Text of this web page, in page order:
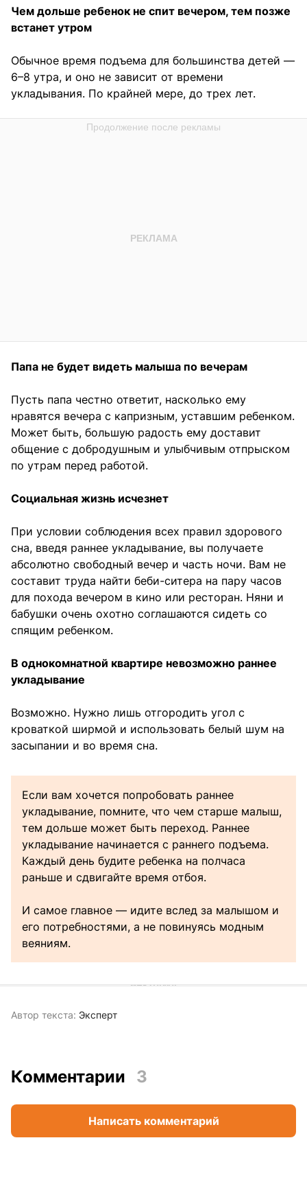
Чем дольше ребенок не спит вечером, тем позже
встанет утром
Обычное время подъема для большинства детей —
6–8 утра, и оно не зависит от времени
укладывания. По крайней мере, до трех лет.
Папа не будет видеть малыша по вечерам
Пусть папа честно ответит, насколько ему
нравятся вечера с капризным, уставшим ребенком.
Может быть, большую радость ему доставит
общение с добродушным и улыбчивым отпрыском
по утрам перед работой.
Социальная жизнь исчезнет
При условии соблюдения всех правил здорового
сна, введя раннее укладывание, вы получаете
абсолютно свободный вечер и часть ночи. Вам не
составит труда найти беби-ситера на пару часов
для похода вечером в кино или ресторан. Няни и
бабушки очень охотно соглашаются сидеть со
спящим ребенком.
В однокомнатной квартире невозможно раннее
укладывание
Возможно. Нужно лишь отгородить угол с
кроваткой ширмой и использовать белый шум на
засыпании и во время сна.
Если вам хочется попробовать раннее
укладывание, помните, что чем старше малыш,
тем дольше может быть переход. Раннее
укладывание начинается с раннего подъема.
Каждый день будите ребенка на полчаса
раньше и сдвигайте время отбоя.
И самое главное — идите вслед за малышом и
его потребностями, а не повинуясь модным
веяниям.
Автор текста: Эксперт
Комментарии 3
Написать комментарий